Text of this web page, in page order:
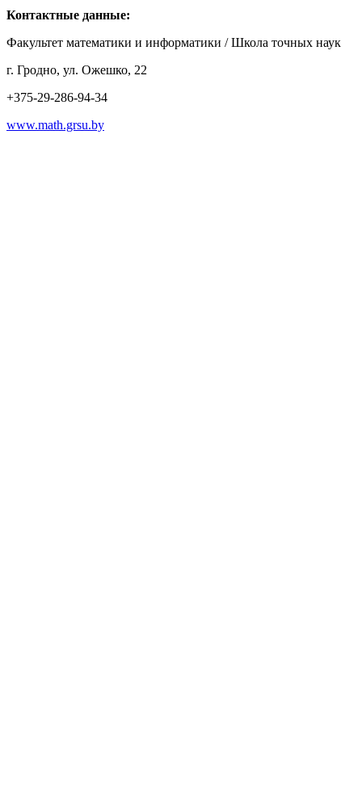
Контактные данные:
Факультет математики и информатики / Школа точных наук
г. Гродно, ул. Ожешко, 22
+375-29-286-94-34
www.math.grsu.by